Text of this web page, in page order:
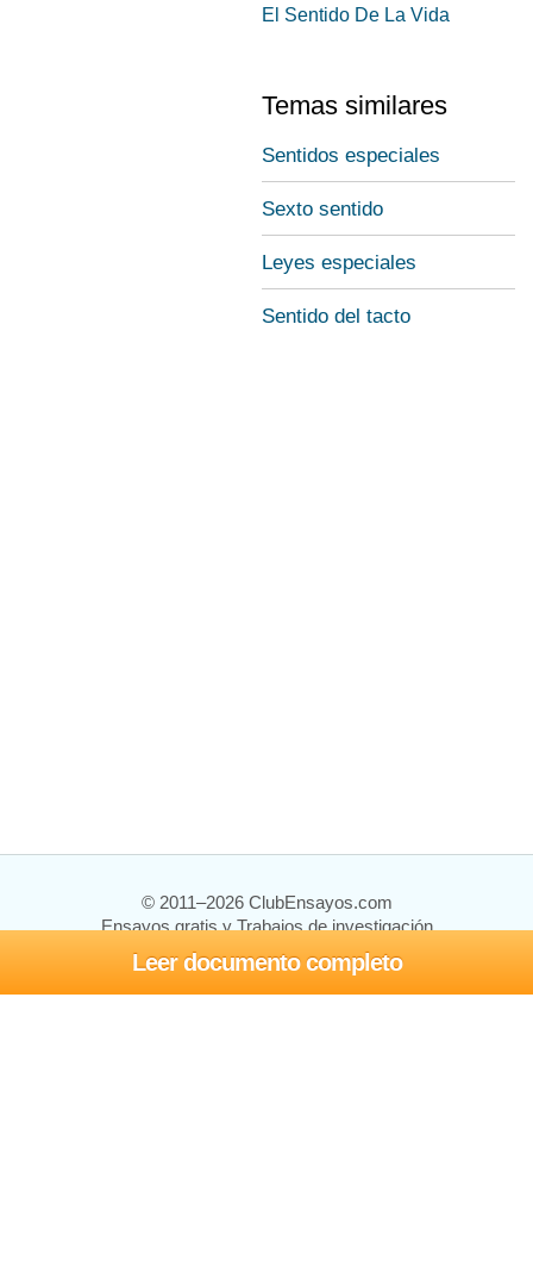
Leer documento completo
El Sentido De La Vida
Temas similares
Sentidos especiales
Sexto sentido
Leyes especiales
Sentido del tacto
© 2011–2026 ClubEnsayos.com
Ensayos gratis y Trabajos de investigación